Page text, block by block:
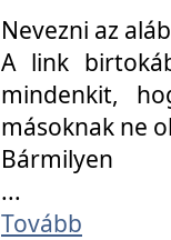
Nevezni az
A link
mindenkit,
másoknak ne
Bármilyen
...
Tovább